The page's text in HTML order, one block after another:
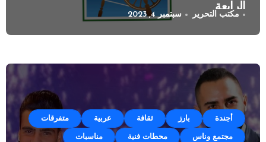
الرابعة
مكتب التحرير سبتمبر 4, 2023
أجندة بارز ثقافة عربية متفرقات
مجتمع وناس محطات فنية مناسبات